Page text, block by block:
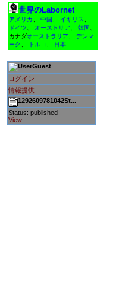
世界のLabornet
アメリカ 中国 イギリス
ドイツ
オーストリア 韓国
カナダオーストラリア
デンマ
ーク
トルコ 日本
Guest
ログイン
情報提供
1292609781042St...
Status: published
View